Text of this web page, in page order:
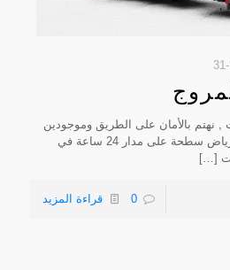
, نهتم بالأمان على الطريق وموجودين
لخدمتك , في حي المروج بالرياض سطحة على مدار 24 ساعة في
[…]
0 قراءة المزيد